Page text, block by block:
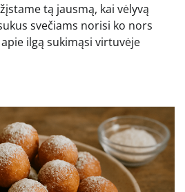
tą jausmą, kai vėlyvą
svečiams norisi ko nors
ilgą sukimąsi virtuvėje